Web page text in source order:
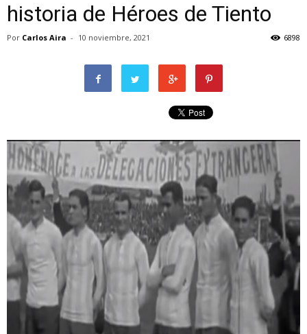
historia de Héroes de Tiento
Por Carlos Aira - 10 noviembre, 2021 6898